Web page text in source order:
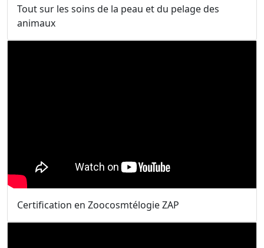
Tout sur les soins de la peau et du pelage des
animaux
Certification en Zoocosmtélogie ZAP